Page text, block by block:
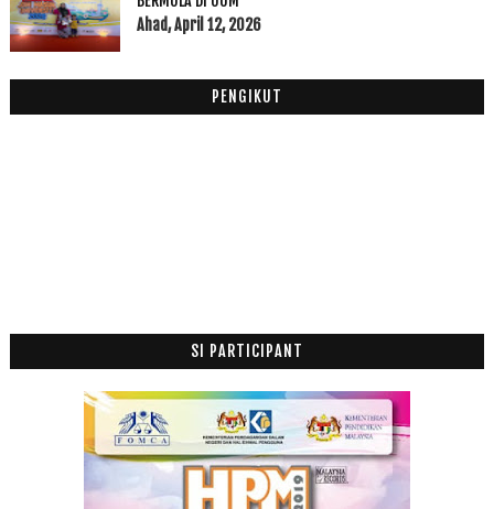
►Ogos(20)
►Mei(2)
Ahad, April 12, 2026
PENGIKUT
SI PARTICIPANT